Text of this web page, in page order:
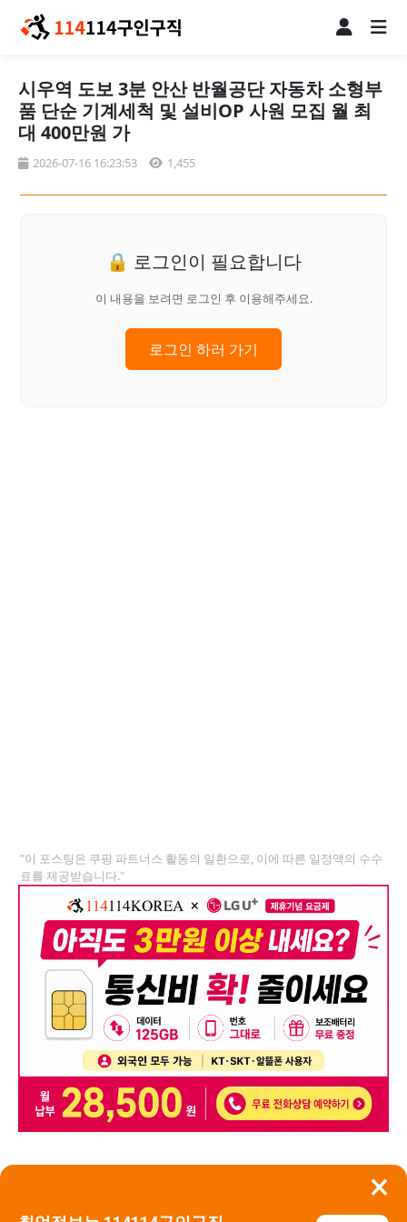
×
시우역 도보 3분 안산 반월공단 자동차 소형부
품 단순 기계세척 및 설비OP 사원 모집 월 최
대 400만원 가
2026-07-16 16:23:53 1,455
🔒 로그인이 필요합니다
이 내용을 보려면 로그인 후 이용해주세요.
로그인 하러 가기
"이 포스팅은 쿠팡 파트너스 활동의 일환으로, 이에 따른 일정액의 수수
료를 제공받습니다."